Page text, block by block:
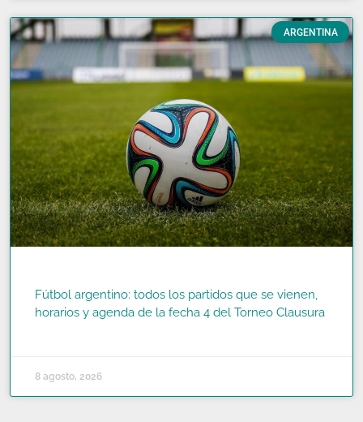
ARGENTINA
Fútbol argentino: todos los partidos que se vienen,
horarios y agenda de la fecha 4 del Torneo Clausura
8 agosto, 2026